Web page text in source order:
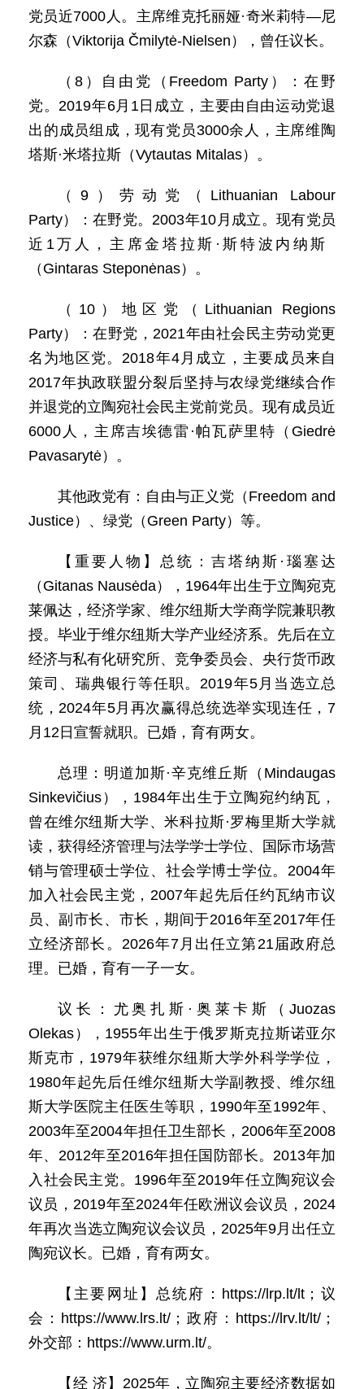
党员近7000人。主席维克托丽娅·奇米莉特—尼
尔森（Viktorija Čmilytė-Nielsen），曾任议长。
（8）自由党（Freedom Party）：在野
党。2019年6月1日成立，主要由自由运动党退
出的成员组成，现有党员3000余人，主席维陶
塔斯·米塔拉斯（Vytautas Mitalas）。
（9）劳动党（Lithuanian Labour
Party）：在野党。2003年10月成立。现有党员
近1万人，主席金塔拉斯·斯特波内纳斯
（Gintaras Steponėnas）。
（10）地区党（Lithuanian Regions
Party）：在野党，2021年由社会民主劳动党更
名为地区党。2018年4月成立，主要成员来自
2017年执政联盟分裂后坚持与农绿党继续合作
并退党的立陶宛社会民主党前党员。现有成员近
6000人，主席吉埃德雷·帕瓦萨里特（Giedrė
Pavasarytė）。
其他政党有：自由与正义党（Freedom and
Justice）、绿党（Green Party）等。
【重要人物】总统：吉塔纳斯·瑙塞达
（Gitanas Nausėda），1964年出生于立陶宛克
莱佩达，经济学家、维尔纽斯大学商学院兼职教
授。毕业于维尔纽斯大学产业经济系。先后在立
经济与私有化研究所、竞争委员会、央行货币政
策司、瑞典银行等任职。2019年5月当选立总
统，2024年5月再次赢得总统选举实现连任，7
月12日宣誓就职。已婚，育有两女。
总理：明道加斯·辛克维丘斯（Mindaugas
Sinkevičius），1984年出生于立陶宛约纳瓦，
曾在维尔纽斯大学、米科拉斯·罗梅里斯大学就
读，获得经济管理与法学学士学位、国际市场营
销与管理硕士学位、社会学博士学位。2004年
加入社会民主党，2007年起先后任约瓦纳市议
员、副市长、市长，期间于2016年至2017年任
立经济部长。2026年7月出任立第21届政府总
理。已婚，育有一子一女。
议长：尤奥扎斯·奥莱卡斯（Juozas
Olekas），1955年出生于俄罗斯克拉斯诺亚尔
斯克市，1979年获维尔纽斯大学外科学学位，
1980年起先后任维尔纽斯大学副教授、维尔纽
斯大学医院主任医生等职，1990年至1992年、
2003年至2004年担任卫生部长，2006年至2008
年、2012年至2016年担任国防部长。2013年加
入社会民主党。1996年至2019年任立陶宛议会
议员，2019年至2024年任欧洲议会议员，2024
年再次当选立陶宛议会议员，2025年9月出任立
陶宛议长。已婚，育有两女。
【主要网址】总统府：https://lrp.lt/lt；议
会：https://www.lrs.lt/；政府：https://lrv.lt/lt/；
外交部：https://www.urm.lt/。
【经 济】2025年，立陶宛主要经济数据如